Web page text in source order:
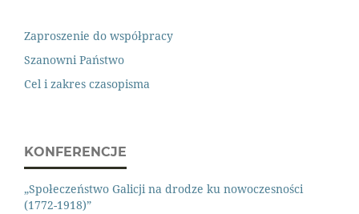
Zaproszenie do współpracy
Szanowni Państwo
Cel i zakres czasopisma
KONFERENCJE
„Społeczeństwo Galicji na drodze ku nowoczesności
(1772-1918)”